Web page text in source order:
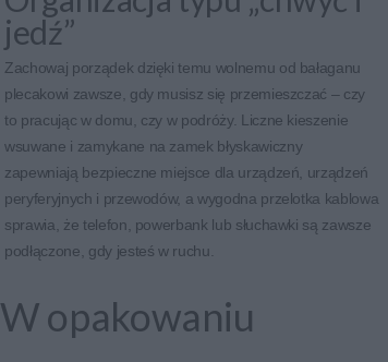
jedź”
Zachowaj porządek dzięki temu wolnemu od bałaganu
plecakowi zawsze, gdy musisz się przemieszczać – czy
to pracując w domu, czy w podróży. Liczne kieszenie
wsuwane i zamykane na zamek błyskawiczny
zapewniają bezpieczne miejsce dla urządzeń, urządzeń
peryferyjnych i przewodów, a wygodna przelotka kablowa
sprawia, że telefon, powerbank lub słuchawki są zawsze
podłączone, gdy jesteś w ruchu.
W opakowaniu